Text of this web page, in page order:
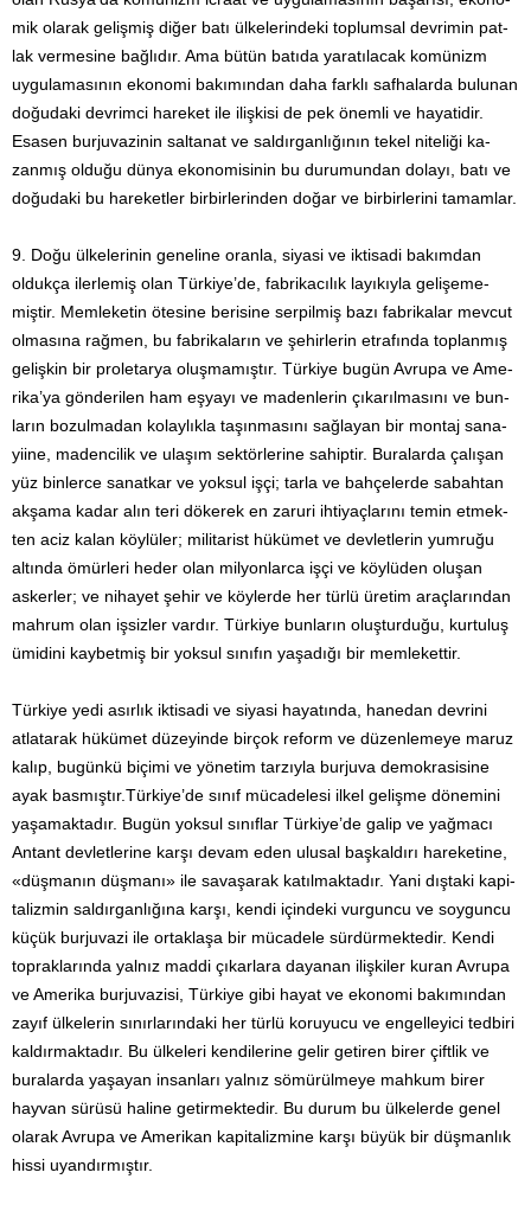
mik olarak gelişmiş diğer batı ülkelerindeki toplumsal devrimin pat­
lak vermesine bağlıdır. Ama bütün batıda yaratılacak komü­nizm
uygulamasının ekonomi bakımından daha farklı safhalar­da bu­lunan
doğudaki devrimci hareket ile ilişkisi de pek önemli ve hayatidir.
Esasen burjuvazinin saltanat ve saldırganlığının tekel niteliği ka­
zanmış olduğu dünya ekonomisinin bu duru­mundan dolayı, batı ve
doğudaki bu hareketler birbirlerinden doğar ve birbirlerini tamamlar.
9. Doğu ülkelerinin geneline oranla, siyasi ve iktisadi bakımdan
oldukça ilerlemiş olan Türkiye’de, fabrikacılık layıkıyla gelişe­me­
miştir. Memleketin ötesine berisine serpilmiş bazı fabrikalar mevcut
olmasına rağmen, bu fabrikaların ve şehirlerin etrafın­da toplanmış
gelişkin bir proletarya oluşmamıştır. Türkiye bu­gün Avrupa ve Ame­
rika’ya gönderilen ham eşyayı ve madenle­rin çıkarılmasını ve bun­
ların bozulmadan kolaylıkla taşınmasını sağlayan bir montaj sana­
yiine, madencilik ve ulaşım sektörle­rine sahiptir. Buralarda çalışan
yüz binlerce sanatkar ve yoksul işçi; tarla ve bahçelerde sabahtan
akşama kadar alın teri döke­rek en zaruri ihtiyaçlarını temin etmek­
ten aciz kalan köylüler; militarist hükümet ve devletlerin yumruğu
altında ömürleri he­der olan milyonlarca işçi ve köylüden oluşan
askerler; ve niha­yet şehir ve köylerde her türlü üretim araçlarından
mahrum olan işsizler vardır. Türkiye bunların oluşturduğu, kurtuluş
ümi­dini kaybetmiş bir yoksul sınıfın yaşadığı bir memlekettir.
Türkiye yedi asırlık iktisadi ve siyasi hayatında, hanedan devrini
atlatarak hükümet düzeyinde birçok reform ve düzenle­meye maruz
kalıp, bugünkü biçimi ve yönetim tarzıyla burjuva demokrasisine
ayak basmıştır.Türkiye’de sınıf mücadelesi ilkel gelişme dönemini
yaşamaktadır. Bugün yoksul sınıflar Türki­ye’de galip ve yağmacı
Antant devletlerine karşı devam eden ulusal başkaldırı hareketine,
«düşmanın düşmanı» ile savaşarak katılmaktadır. Yani dıştaki kapi­
talizmin saldırganlığına karşı, kendi içindeki vurguncu ve soyguncu
küçük burjuvazi ile ortak­laşa bir mücadele sürdürmektedir. Kendi
topraklarında yalnız maddi çıkarlara dayanan ilişkiler kuran Avrupa
ve Amerika bur­juvazisi, Türkiye gibi hayat ve ekonomi bakımından
zayıf ülkele­rin sınırlarındaki her türlü koruyucu ve engelleyici tedbiri
kal­dırmaktadır. Bu ülkeleri kendilerine gelir getiren birer çiftlik ve
buralarda yaşayan insanları yalnız sömürülmeye mahkum birer
hayvan sürüsü haline getirmektedir. Bu durum bu ülkeler­de ge­nel
olarak Avrupa ve Amerikan kapitalizmine karşı büyük bir düşmanlık
hissi uyandırmıştır.